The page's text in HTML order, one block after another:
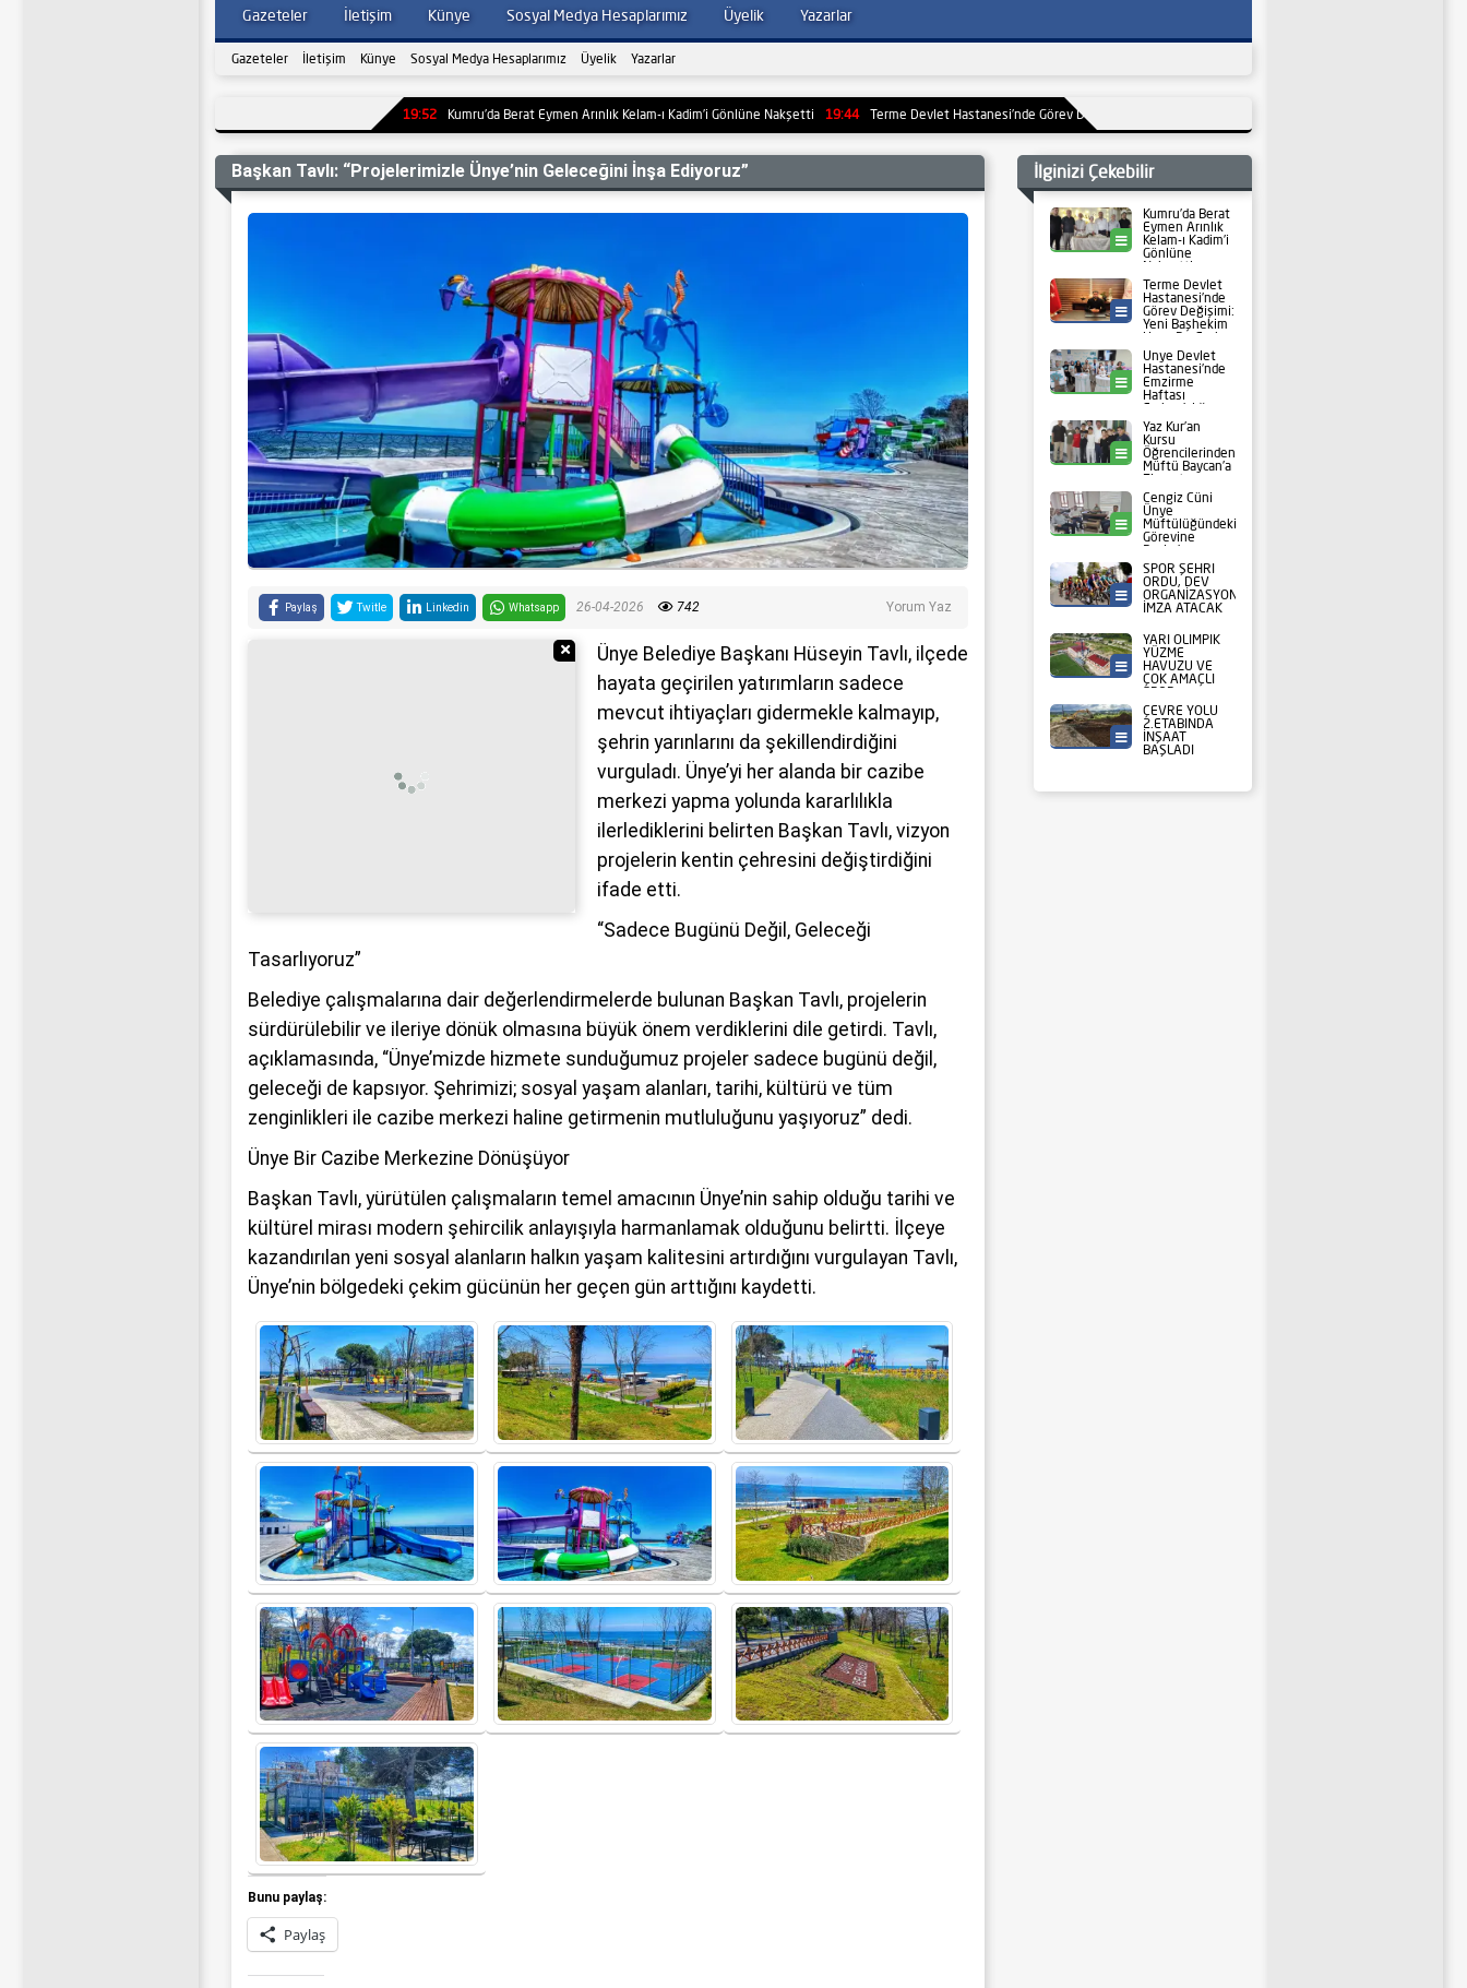
Gazeteler İletişim Künye Sosyal Medya Hesaplarımız Üyelik Yazarlar
Gazeteler İletişim Künye Sosyal Medya Hesaplarımız Üyelik Yazarlar
Kumru’da Berat Eymen Arınlık Kelam-ı Kadim’i Gönlüne Nakşetti 19:44 Terme Devlet Hastanesi’nde Görev Değişimi: Yeni Başhekim Uzm. Dr. Furkan Cem Kökten Göreve Başladı
Başkan Tavlı: “Projelerimizle Ünye’nin Geleceğini İnşa Ediyoruz”
Paylaş Twitle Linkedin Whatsapp 26-04-2026 742 Yorum Yaz
Reklamı Gizle
Ünye Belediye Başkanı Hüseyin Tavlı, ilçede
hayata geçirilen yatırımların sadece
mevcut ihtiyaçları gidermekle kalmayıp,
şehrin yarınlarını da şekillendirdiğini
vurguladı. Ünye’yi her alanda bir cazibe
merkezi yapma yolunda kararlılıkla
ilerlediklerini belirten Başkan Tavlı, vizyon
projelerin kentin çehresini değiştirdiğini
ifade etti.
“Sadece Bugünü Değil, Geleceği
Tasarlıyoruz”
Belediye çalışmalarına dair değerlendirmelerde bulunan Başkan Tavlı, projelerin
sürdürülebilir ve ileriye dönük olmasına büyük önem verdiklerini dile getirdi. Tavlı,
açıklamasında, “Ünye’mizde hizmete sunduğumuz projeler sadece bugünü değil,
geleceği de kapsıyor. Şehrimizi; sosyal yaşam alanları, tarihi, kültürü ve tüm
zenginlikleri ile cazibe merkezi haline getirmenin mutluluğunu yaşıyoruz” dedi.
Ünye Bir Cazibe Merkezine Dönüşüyor
Başkan Tavlı, yürütülen çalışmaların temel amacının Ünye’nin sahip olduğu tarihi ve
kültürel mirası modern şehircilik anlayışıyla harmanlamak olduğunu belirtti. İlçeye
kazandırılan yeni sosyal alanların halkın yaşam kalitesini artırdığını vurgulayan Tavlı,
Ünye’nin bölgedeki çekim gücünün her geçen gün arttığını kaydetti.
Bunu paylaş:
Paylaş
İlginizi Çekebilir
Kumru
Kumru’da Berat
Eymen Arınlık
Kelam-ı Kadim’i
Gönlüne
Nakşetti
Sağlık
Terme Devlet
Hastanesi’nde
Görev Değişimi:
Yeni Başhekim
Uzm. Dr. Furkan
Cem Kökten
Göreve Başladı
Ünye
Ünye Devlet
Hastanesi’nde
Emzirme
Haftası
Farkındalığı:
Başhekim Dr.
Yılmaz Dündar
Standı Ziyaret
Etti
Ünye
Yaz Kur’an
Kursu
Öğrencilerinden
Müftü Baycan’a
Ziyaret
Ünye
Cengiz Cüni
Ünye
Müftülüğündeki
Görevine
Başladı
Ordu Büyükşehir
SPOR ŞEHRİ
ORDU, DEV
ORGANİZASYONA
İMZA ATACAK
Ordu Büyükşehir
YARI OLİMPİK
YÜZME
HAVUZU VE
ÇOK AMAÇLI
SPOR
SALONUNUN
KABA
İNŞAATLARI
TAMAMLANDI
Ordu Büyükşehir
ÇEVRE YOLU
2.ETABINDA
İNŞAAT
BAŞLADI